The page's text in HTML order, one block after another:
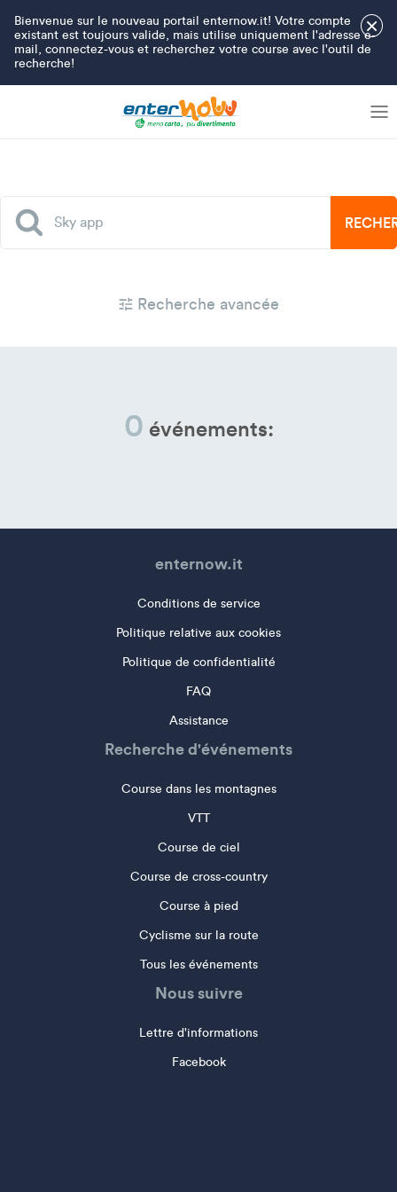
×
Bienvenue sur le nouveau portail enternow.it! Votre compte
existant est toujours valide, mais utilise uniquement l'adresse e-
mail, connectez-vous et recherchez votre course avec l'outil de
recherche!
Recherche avancée
0 événements:
enternow.it
Conditions de service
Politique relative aux cookies
Politique de confidentialité
FAQ
Assistance
Recherche d'événements
Course dans les montagnes
VTT
Course de ciel
Course de cross-country
Course à pied
Cyclisme sur la route
Tous les événements
Nous suivre
Lettre d'informations
Facebook